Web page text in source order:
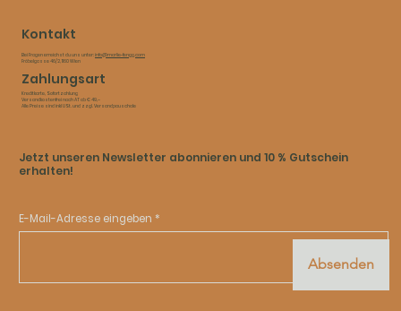
Kontakt
Bei Fragen erreichst du uns unter: info@marlie-fengg.com
Fröbelgasse 46/2, 1160 Wien
Zahlungsart
Kreditkarte, Sofortzahlung​
Versandkostenfrei nach AT ab € 49,–​
Alle Preise sind inkl USt. und zzgl. Versandpauschale
Jetzt unseren Newsletter abonnieren und 10 % Gutschein
erhalten!
E-Mail-Adresse eingeben
Absenden